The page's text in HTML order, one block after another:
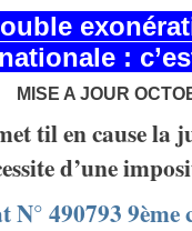
:
MISE A JOUR
til en cause la
d’une
N° 490793 9ème